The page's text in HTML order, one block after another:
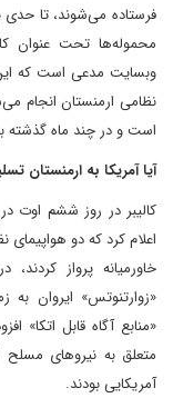
فرستاده می‌شوند، تا
محموله‌ها تحت عنوان
وبسایت مدعی است که این
نظامی ارمنستان انجام
است و در چند ماه گذشته
آیا آمریکا به ارمنستان
کالیبر در روز ششم اوت
اعلام کرد که دو هواپیمای
خاورمیانه پرواز
«زوارتنوتس» ایروان به
متعلق به نیروهای
آمریکایی بودند.